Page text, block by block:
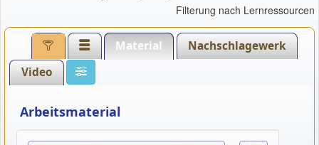
Filterung nach Lernressourcen
Material
Nachschlagewerk
Video
Arbeitsmaterial